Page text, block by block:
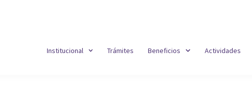
Institucional Trámites Beneficios Actividades